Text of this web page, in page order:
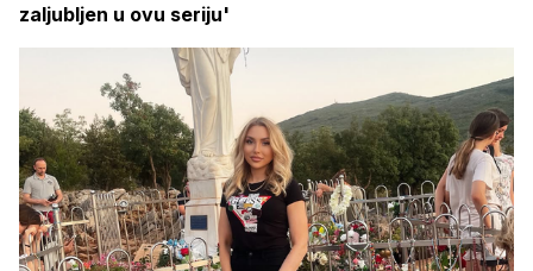
zaljubljen u ovu seriju'